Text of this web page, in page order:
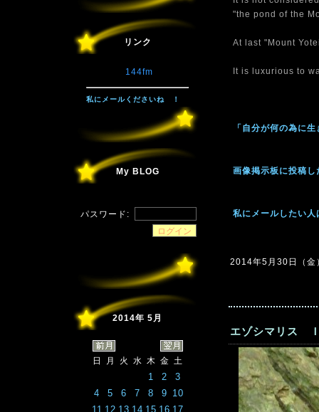
リンク
144fm
私にメールくださいね ！
My BLOG
パスワード:
2014年 5月
日 月 火 水 木 金 土
1 2
3
4
5 6 7 8 9 10
11 12 13 14 15 16 17
"the pond of the
At last "Mount
It is luxurious to
「自分が何の為に
画像掲示板に投稿し
私にメールしたい人
2014年5月30日（
エゾシマリス